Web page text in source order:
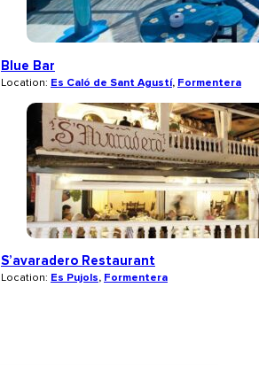
Blue Bar
Location: Es Caló de Sant Agustí, Formentera
S’avaradero Restaurant
Location: Es Pujols, Formentera